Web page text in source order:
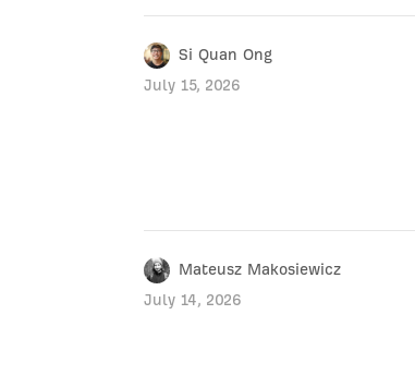
Si Quan Ong
July 15, 2026
Mateusz Makosiewicz
July 14, 2026